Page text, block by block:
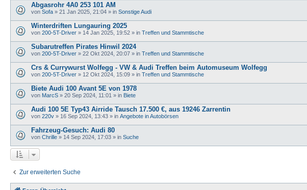
Abgasrohr 4A0 253 101 AM
von Sofa » 21 Jan 2025, 21:04 » in Sonstige Audi
Winterdriften Lungauring 2025
von 200-5T-Driver » 14 Jan 2025, 19:52 » in Treffen und Stammtische
Subarutreffen Pirates Hinwil 2024
von 200-5T-Driver » 22 Okt 2024, 20:07 » in Treffen und Stammtische
Crs & Currywurst Wolfegg - VW & Audi Treffen beim Automuseum Wolfegg
von 200-5T-Driver » 12 Okt 2024, 15:09 » in Treffen und Stammtische
Biete Audi 100 Avant 5E von 1978
von MarcS » 20 Sep 2024, 11:01 » in Biete
Audi 100 5E Typ43 Airride Tausch 17.500 €, aus 19246 Zarrentin
von 220v » 16 Sep 2024, 13:43 » in Angebote in Autobörsen
Fahrzeug-Gesuch: Audi 80
von Chrille » 14 Sep 2024, 17:03 » in Suche
Zur erweiterten Suche